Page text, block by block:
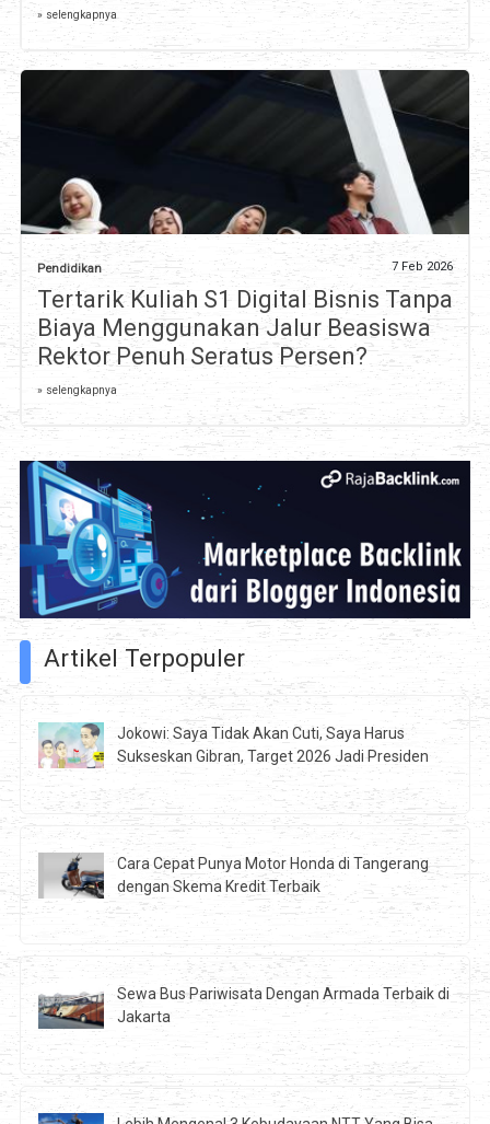
» selengkapnya
Pendidikan 7 Feb 2026
Tertarik Kuliah S1 Digital Bisnis Tanpa
Biaya Menggunakan Jalur Beasiswa
Rektor Penuh Seratus Persen?
» selengkapnya
Artikel Terpopuler
Jokowi: Saya Tidak Akan Cuti, Saya Harus
Sukseskan Gibran, Target 2026 Jadi Presiden
Cara Cepat Punya Motor Honda di Tangerang
dengan Skema Kredit Terbaik
Sewa Bus Pariwisata Dengan Armada Terbaik di
Jakarta